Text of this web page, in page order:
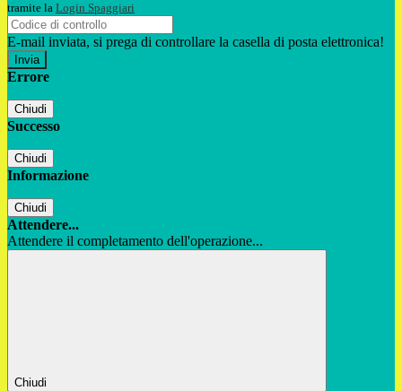
tramite la Login Spaggiari
E-mail inviata, si prega di controllare la casella di posta elettronica!
Errore
Chiudi
Successo
Chiudi
Informazione
Chiudi
Attendere...
Attendere il completamento dell'operazione...
Chiudi